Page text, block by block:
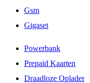
Gsm
Gigaset
Powerbank
Prepaid Kaarten
Draadloze Oplader